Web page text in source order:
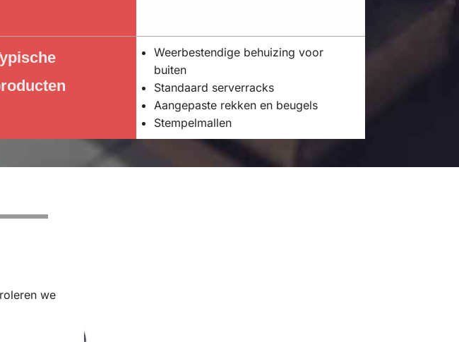
Weerbestendige behuizing voor
buiten
Standaard serverracks
Aangepaste rekken en beugels
Stempelmallen
we